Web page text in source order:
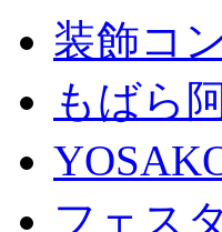
装飾コ
もばら
フェス